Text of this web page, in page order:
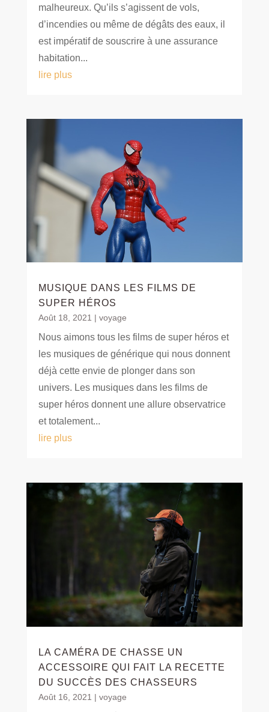
malheureux. Qu’ils s’agissent de vols,
d’incendies ou même de dégâts des eaux, il
est impératif de souscrire à une assurance
habitation...
lire plus
MUSIQUE DANS LES FILMS DE
SUPER HÉROS
Août 18, 2021 | voyage
Nous aimons tous les films de super héros et
les musiques de générique qui nous donnent
déjà cette envie de plonger dans son
univers. Les musiques dans les films de
super héros donnent une allure observatrice
et totalement...
lire plus
LA CAMÉRA DE CHASSE UN
ACCESSOIRE QUI FAIT LA RECETTE
DU SUCCÈS DES CHASSEURS
Août 16, 2021 | voyage